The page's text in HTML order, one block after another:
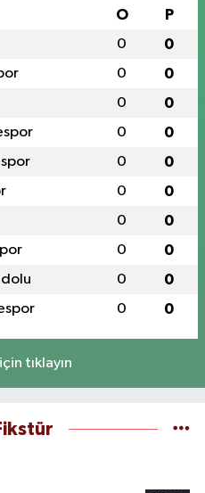
O P
0 0
0 0
0 0
0 0
0 0
0 0
0 0
0 0
0 0
0 0
tıklayın